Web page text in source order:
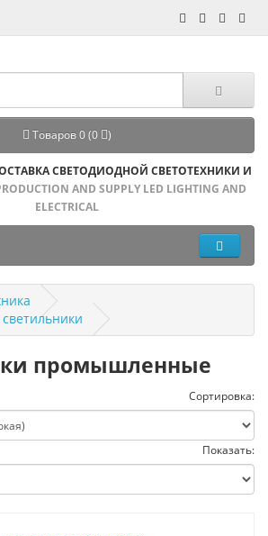
Товаров 0 (0 )
СВЕТОДИОДНОЙ СВЕТОТЕХНИКИ И
AND SUPPLY LED LIGHTING AND
ELECTRICAL
промышленные
Сортировка:
Показать: